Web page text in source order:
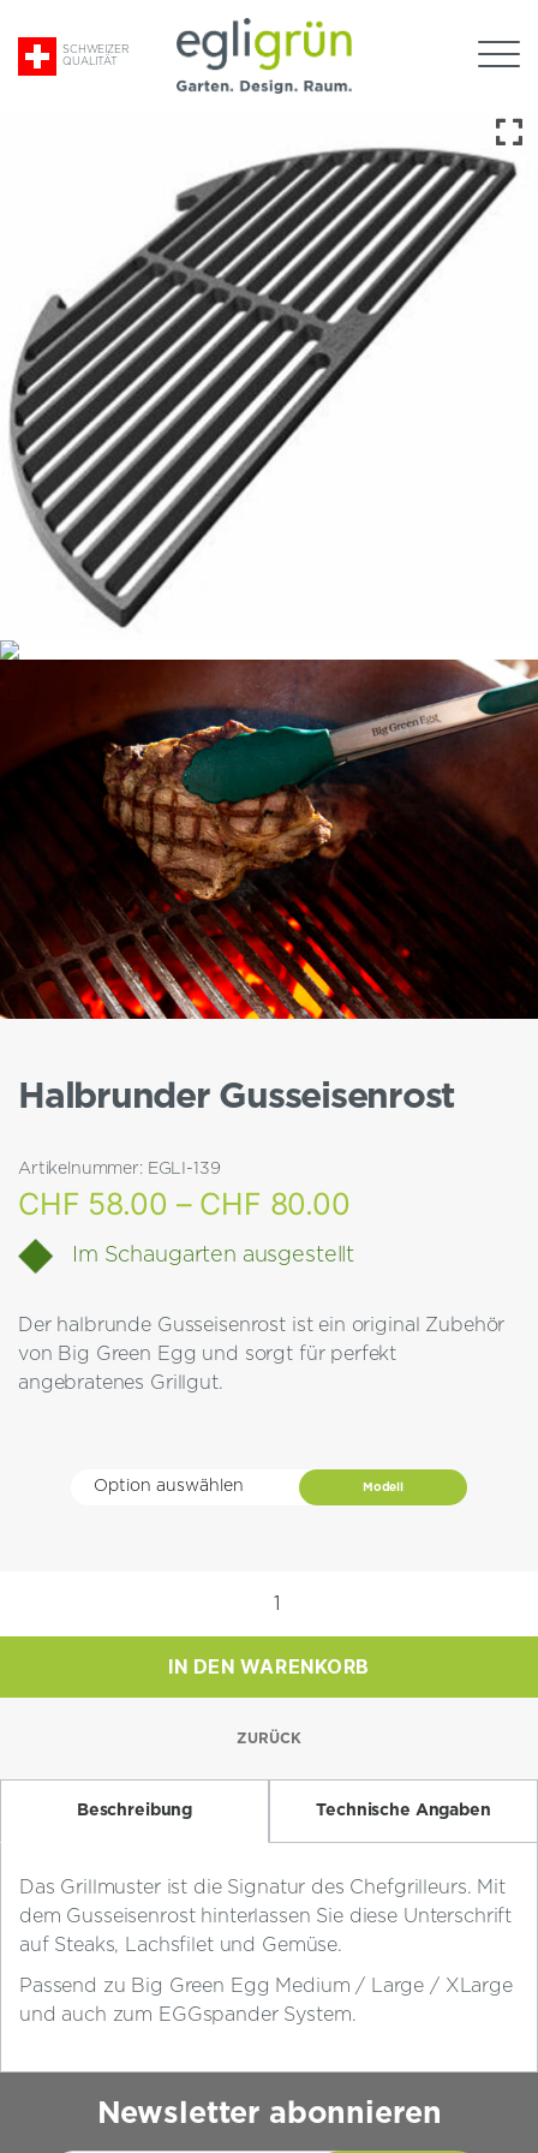
SCHWEIZER
QUALITÄT
Halbrunder Gusseisenrost
Artikelnummer: EGLI-139
CHF 58.00 – CHF 80.00
CHF 58.00
CHF 80.00
Im Schaugarten ausgestellt
Der halbrunde Gusseisenrost ist ein original Zubehör
von Big Green Egg und sorgt für perfekt
angebratenes Grillgut.
Modell
Menge
IN DEN WARENKORB
ZURÜCK
Beschreibung Technische Angaben
Das Grillmuster ist die Signatur des Chefgrilleurs. Mit
dem Gusseisenrost hinterlassen Sie diese Unterschrift
auf Steaks, Lachsfilet und Gemüse.
Passend zu Big Green Egg Medium / Large / XLarge
und auch zum EGGspander System.
Newsletter abonnieren